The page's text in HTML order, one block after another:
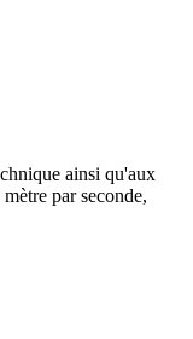
ainsi qu'aux
par seconde,